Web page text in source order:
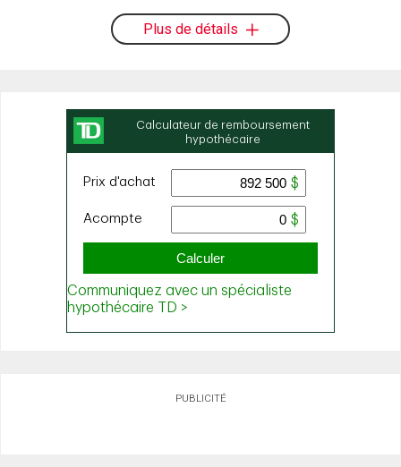
Plus de détails
PUBLICITÉ